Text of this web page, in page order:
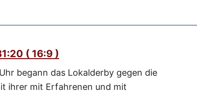
( 16:9 )
begann das Lokalderby gegen die
ihrer mit Erfahrenen und mit